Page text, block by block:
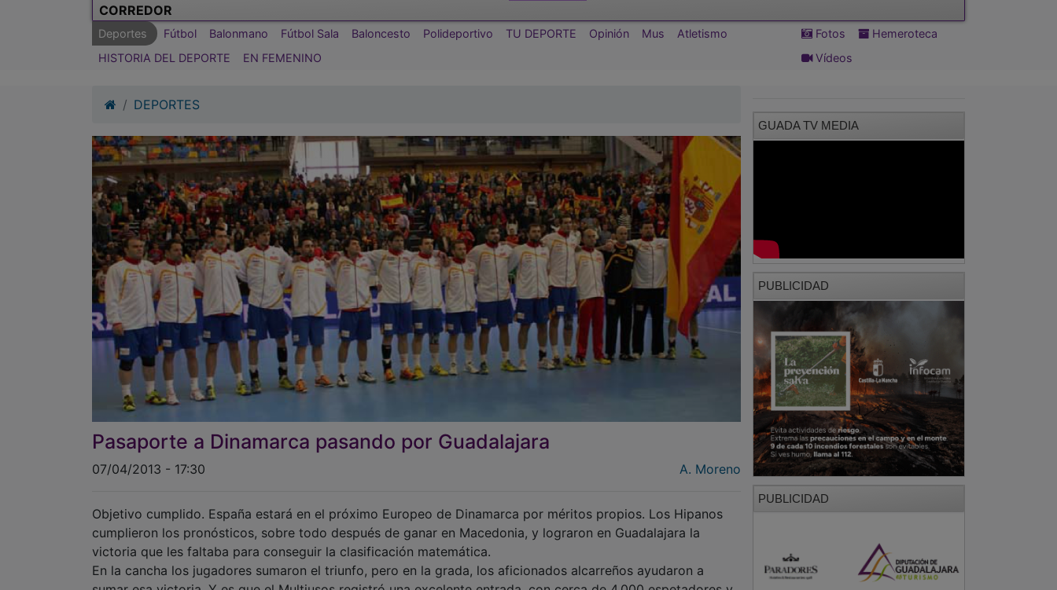
CORREDOR
Deportes Fútbol Balonmano Fútbol Sala Baloncesto Polideportivo TU DEPORTE Opinión Mus
Atletismo
HISTORIA DEL DEPORTE
EN FEMENINO
Fotos
Hemeroteca
Vídeos
DEPORTES
Pasaporte a Dinamarca pasando por Guadalajara
07/04/2013 - 17:30 A. Moreno
Objetivo cumplido. España estará en el próximo Europeo de Dinamarca por méritos propios. Los Hipanos
cumplieron los pronósticos, sobre todo después de ganar en Macedonia, y lograron en Guadalajara la
victoria que les faltaba para conseguir la clasificación matemática.
En la cancha los jugadores sumaron el triunfo, pero en la grada, los aficionados alcarreños ayudaron a
GUADA TV MEDIA
PUBLICIDAD
PUBLICIDAD